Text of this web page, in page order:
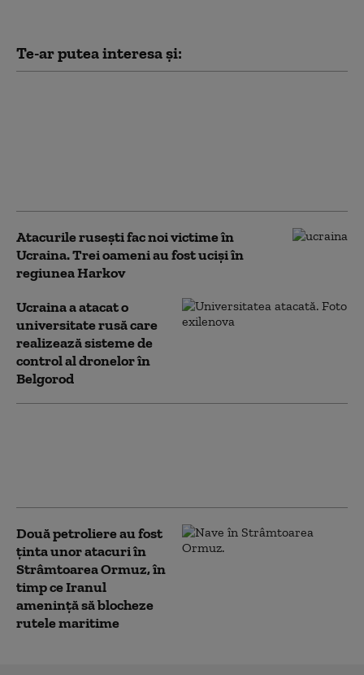
Te-ar putea interesa și:
Atacurile rusești fac noi victime în
Ucraina. Trei oameni au fost uciși în
regiunea Harkov
Ucraina a atacat o
universitate rusă care
realizează sisteme de
control al dronelor în
Belgorod
Două petroliere au fost
ținta unor atacuri în
Strâmtoarea Ormuz, în
timp ce Iranul
amenință să blocheze
rutele maritime